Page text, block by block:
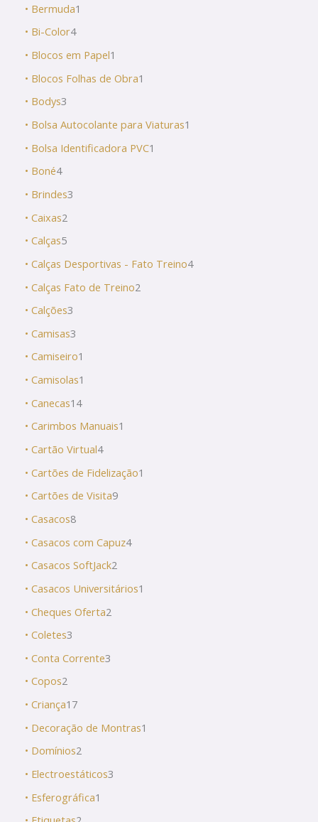
• Bermuda1
• Bi-Color4
• Blocos em Papel1
• Blocos Folhas de Obra1
• Bodys3
• Bolsa Autocolante para Viaturas1
• Bolsa Identificadora PVC1
• Boné4
• Brindes3
• Caixas2
• Calças5
• Calças Desportivas - Fato Treino4
• Calças Fato de Treino2
• Calções3
• Camisas3
• Camiseiro1
• Camisolas1
• Canecas14
• Carimbos Manuais1
• Cartão Virtual4
• Cartões de Fidelização1
• Cartões de Visita9
• Casacos8
• Casacos com Capuz4
• Casacos SoftJack2
• Casacos Universitários1
• Cheques Oferta2
• Coletes3
• Conta Corrente3
• Copos2
• Criança17
• Decoração de Montras1
• Domínios2
• Electroestáticos3
• Esferográfica1